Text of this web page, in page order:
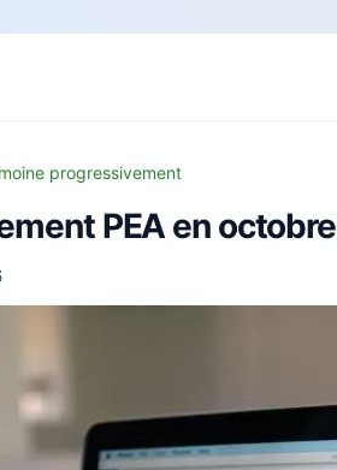
progressivement
PEA en octobre